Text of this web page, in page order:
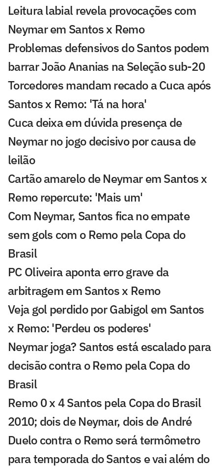
Leitura labial revela provocações com
Neymar em Santos x Remo
Problemas defensivos do Santos podem
barrar João Ananias na Seleção sub-20
Torcedores mandam recado a Cuca após
Santos x Remo: 'Tá na hora'
Cuca deixa em dúvida presença de
Neymar no jogo decisivo por causa de
leilão
Cartão amarelo de Neymar em Santos x
Remo repercute: 'Mais um'
Com Neymar, Santos fica no empate
sem gols com o Remo pela Copa do
Brasil
PC Oliveira aponta erro grave da
arbitragem em Santos x Remo
Veja gol perdido por Gabigol em Santos
x Remo: 'Perdeu os poderes'
Neymar joga? Santos está escalado para
decisão contra o Remo pela Copa do
Brasil
Remo 0 x 4 Santos pela Copa do Brasil
2010; dois de Neymar, dois de André
Duelo contra o Remo será termômetro
para temporada do Santos e vai além do